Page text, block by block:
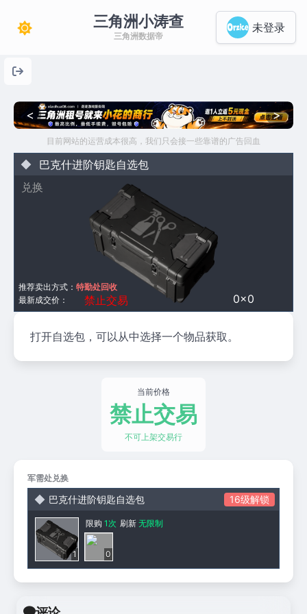
三角洲小涛查
三角洲数据帝
未登录
< >
目前网站的运营成本很高，我们只会接一些靠谱的广告回血
巴克什进阶钥匙自选包
兑换
0×0
最新成交价： 禁止交易
推荐卖出方式： 特勤处回收
打开自选包，可以从中选择一个物品获取。
当前价格
禁止交易
不可上架交易行
军需处兑换
巴克什进阶钥匙自选包 16级解锁
1
限购 1次 刷新 无限制
0